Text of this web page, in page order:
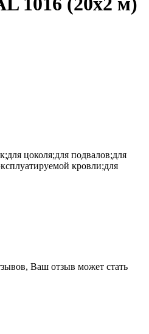
цоколя;для подвалов;для
кровли;для
Ваш отзыв может стать